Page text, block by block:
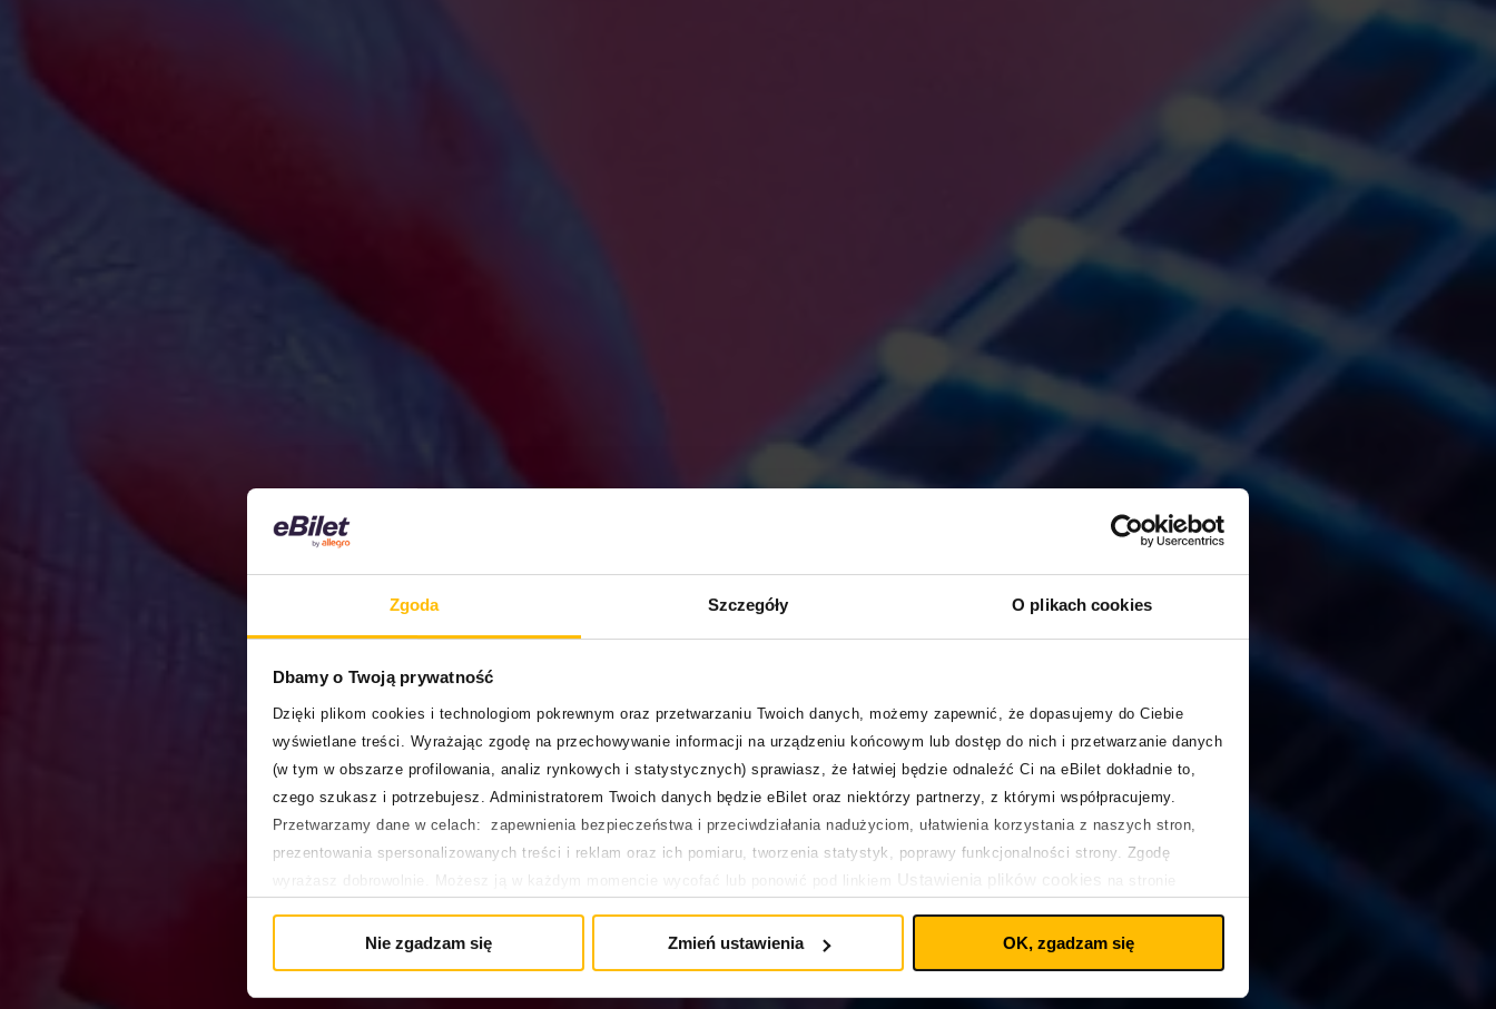
Zgoda Szczegóły O plikach cookies
Dbamy o Twoją prywatność
Dzięki plikom cookies i technologiom pokrewnym oraz przetwarzaniu Twoich danych, możemy zapewnić, że dopasujemy do Ciebie
wyświetlane treści. Wyrażając zgodę na przechowywanie informacji na urządzeniu końcowym lub dostęp do nich i przetwarzanie danych
(w tym w obszarze profilowania, analiz rynkowych i statystycznych) sprawiasz, że łatwiej będzie odnaleźć Ci na eBilet dokładnie to,
czego szukasz i potrzebujesz. Administratorem Twoich danych będzie eBilet oraz niektórzy partnerzy, z którymi współpracujemy.
Przetwarzamy dane w celach: zapewnienia bezpieczeństwa i przeciwdziałania nadużyciom, ułatwienia korzystania z naszych stron,
prezentowania spersonalizowanych treści i reklam oraz ich pomiaru, tworzenia statystyk, poprawy funkcjonalności strony. Zgodę
Ustawienia plików cookies
Polityka prywatności
Nie zgadzam się Zmień ustawienia OK, zgadzam się